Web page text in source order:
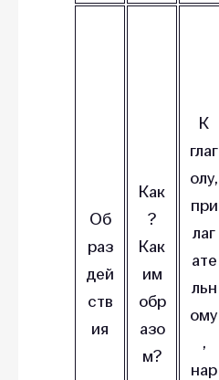
Об
раз
дей
ств
ия
Как
?
Как
им
обр
азо
м?
К
глаг
олу,
при
лаг
ате
льн
ому
,
нар